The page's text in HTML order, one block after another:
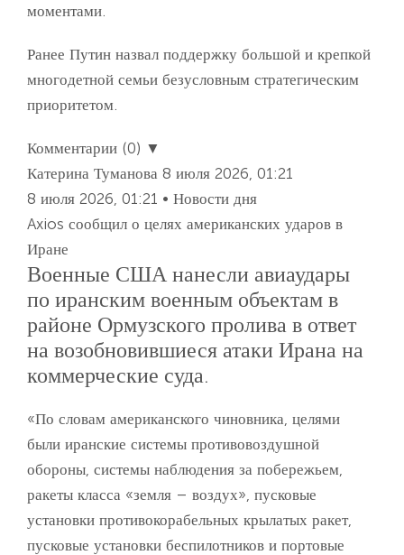
моментами.
Ранее Путин назвал поддержку большой и крепкой
многодетной семьи безусловным стратегическим
приоритетом.
Комментарии (0) ▼
Катерина Туманова 8 июля 2026, 01:21
8 июля 2026, 01:21 • Новости дня
Axios сообщил о целях американских ударов в
Иране
Военные США нанесли авиаудары
по иранским военным объектам в
районе Ормузского пролива в ответ
на возобновившиеся атаки Ирана на
коммерческие суда.
«По словам американского чиновника, целями
были иранские системы противовоздушной
обороны, системы наблюдения за побережьем,
ракеты класса «земля – воздух», пусковые
установки противокорабельных крылатых ракет,
пусковые установки беспилотников и портовые